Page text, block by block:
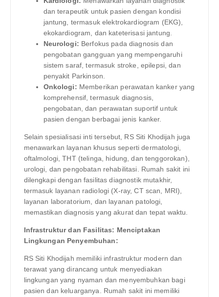
dan terapeutik untuk pasien dengan kondisi
jantung, termasuk elektrokardiogram (EKG),
ekokardiogram, dan kateterisasi jantung.
Neurologi: Berfokus pada diagnosis dan
pengobatan gangguan yang mempengaruhi
sistem saraf, termasuk stroke, epilepsi, dan
penyakit Parkinson.
Onkologi: Memberikan perawatan kanker yang
komprehensif, termasuk diagnosis,
pengobatan, dan perawatan suportif untuk
pasien dengan berbagai jenis kanker.
Selain spesialisasi inti tersebut, RS Siti Khodijah juga
menawarkan layanan khusus seperti dermatologi,
oftalmologi, THT (telinga, hidung, dan tenggorokan),
urologi, dan pengobatan rehabilitasi. Rumah sakit ini
dilengkapi dengan fasilitas diagnostik mutakhir,
termasuk layanan radiologi (X-ray, CT scan, MRI),
layanan laboratorium, dan layanan patologi,
memastikan diagnosis yang akurat dan tepat waktu.
Infrastruktur dan Fasilitas: Menciptakan
Lingkungan Penyembuhan:
RS Siti Khodijah memiliki infrastruktur modern dan
terawat yang dirancang untuk menyediakan
lingkungan yang nyaman dan menyembuhkan bagi
pasien dan keluarganya. Rumah sakit ini memiliki